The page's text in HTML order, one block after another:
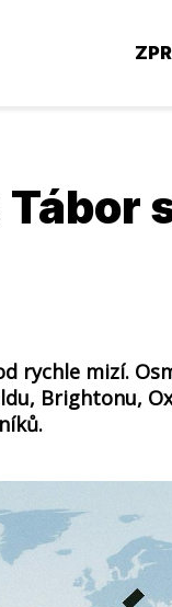
rychle mizí.
Brightonu,